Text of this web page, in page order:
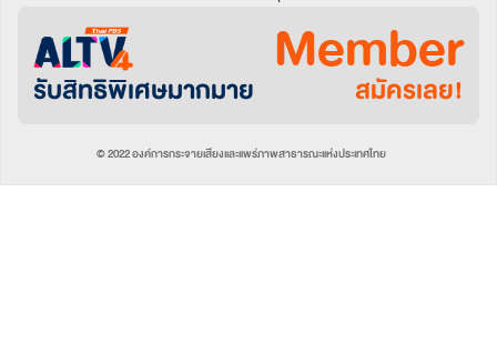
Member
รับสิทธิพิเศษมากมาย สมัครเลย!
© 2022 องค์การกระจายเสียงและแพร่ภาพสาธารณะแห่งประเทศไทย